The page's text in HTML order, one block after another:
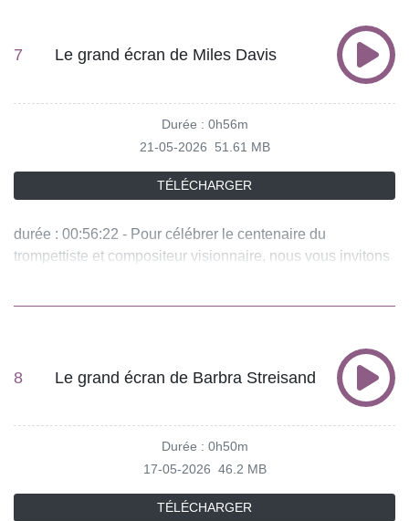
7 Le grand écran de Miles Davis
Durée : 0h56m
21-05-2026
51.61 MB
TÉLÉCHARGER
durée : 00:56:22 - Pour célébrer le centenaire du
trompettiste et compositeur visionnaire, nous vous invitons
Denis Soula Vous aimez ce podcast ? Pour écouter tous
les épisodes sans limite, rendez-vous sur Radio France
8 Le grand écran de Barbra Streisand
Durée : 0h50m
17-05-2026 46.2 MB
TÉLÉCHARGER